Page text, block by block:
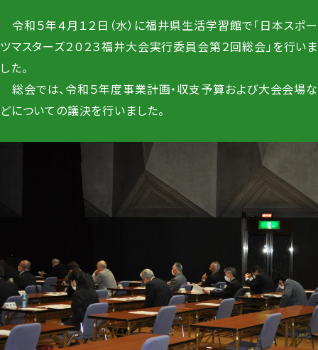
令和５年４月１２日（水）に福井県生活学習館で「日本スポー
ツマスターズ２０２３福井大会実行委員会第２回総会」を行いま
した。
総会では、令和５年度事業計画・収支予算および大会会場な
どについての議決を行いました。